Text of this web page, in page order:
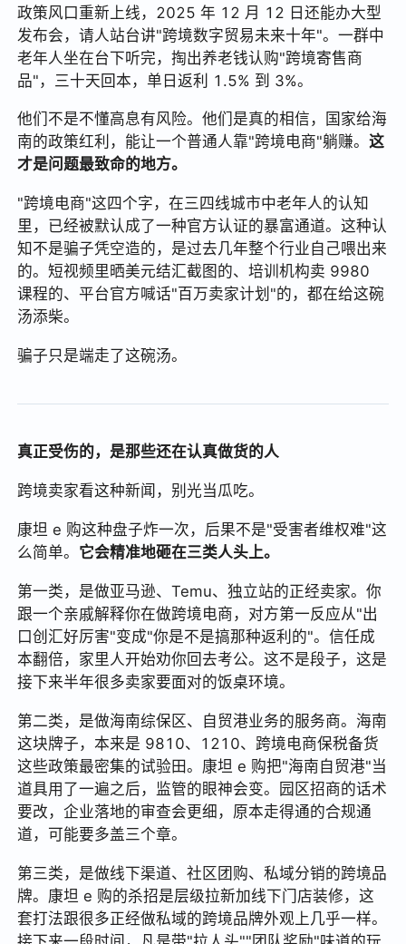
政策风口重新上线，2025 年 12 月 12 日还能办大型
发布会，请人站台讲"跨境数字贸易未来十年"。一群中
老年人坐在台下听完，掏出养老钱认购"跨境寄售商
品"，三十天回本，单日返利 1.5% 到 3%。
他们不是不懂高息有风险。他们是真的相信，国家给海
南的政策红利，能让一个普通人靠"跨境电商"躺赚。这
才是问题最致命的地方。
"跨境电商"这四个字，在三四线城市中老年人的认知
里，已经被默认成了一种官方认证的暴富通道。这种认
知不是骗子凭空造的，是过去几年整个行业自己喂出来
的。短视频里晒美元结汇截图的、培训机构卖 9980
课程的、平台官方喊话"百万卖家计划"的，都在给这碗
汤添柴。
骗子只是端走了这碗汤。
真正受伤的，是那些还在认真做货的人
跨境卖家看这种新闻，别光当瓜吃。
康坦 e 购这种盘子炸一次，后果不是"受害者维权难"这
么简单。 它会精准地砸在三类人头上。
第一类，是做亚马逊、Temu、独立站的正经卖家。你
跟一个亲戚解释你在做跨境电商，对方第一反应从"出
口创汇好厉害"变成"你是不是搞那种返利的"。信任成
本翻倍，家里人开始劝你回去考公。这不是段子，这是
接下来半年很多卖家要面对的饭桌环境。
第二类，是做海南综保区、自贸港业务的服务商。海南
这块牌子，本来是 9810、1210、跨境电商保税备货
这些政策最密集的试验田。康坦 e 购把"海南自贸港"当
道具用了一遍之后，监管的眼神会变。园区招商的话术
要改，企业落地的审查会更细，原本走得通的合规通
道，可能要多盖三个章。
第三类，是做线下渠道、社区团购、私域分销的跨境品
牌。康坦 e 购的杀招是层级拉新加线下门店装修，这
套打法跟很多正经做私域的跨境品牌外观上几乎一样。